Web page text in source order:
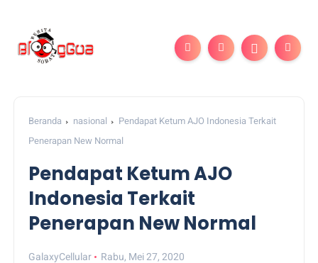
Beranda nasional
Pendapat Ketum AJO Indonesia Terkait
Penerapan New Normal
Pendapat Ketum AJO
Indonesia Terkait
Penerapan New Normal
GalaxyCellular Rabu, Mei 27, 2020